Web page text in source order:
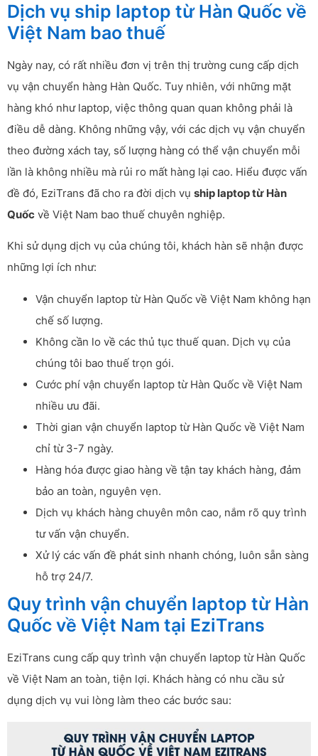
Dịch vụ ship laptop từ Hàn Quốc về
Việt Nam bao thuế
Ngày nay, có rất nhiều đơn vị trên thị trường cung cấp dịch
vụ vận chuyển hàng Hàn Quốc. Tuy nhiên, với những mặt
hàng khó như laptop, việc thông quan quan không phải là
điều dễ dàng. Không những vậy, với các dịch vụ vận chuyển
theo đường xách tay, số lượng hàng có thể vận chuyển mỗi
lần là không nhiều mà rủi ro mất hàng lại cao. Hiểu được vấn
đề đó, EziTrans đã cho ra đời dịch vụ ship laptop từ Hàn
Quốc về Việt Nam bao thuế chuyên nghiệp.
Khi sử dụng dịch vụ của chúng tôi, khách hàn sẽ nhận được
những lợi ích như:
Vận chuyển laptop từ Hàn Quốc về Việt Nam không hạn
chế số lượng.
Không cần lo về các thủ tục thuế quan. Dịch vụ của
chúng tôi bao thuế trọn gói.
Cước phí vận chuyển laptop từ Hàn Quốc về Việt Nam
nhiều ưu đãi.
Thời gian vận chuyển laptop từ Hàn Quốc về Việt Nam
chỉ từ 3-7 ngày.
Hàng hóa được giao hàng về tận tay khách hàng, đảm
bảo an toàn, nguyên vẹn.
Dịch vụ khách hàng chuyên môn cao, nắm rõ quy trình
tư vấn vận chuyển.
Xử lý các vấn đề phát sinh nhanh chóng, luôn sẵn sàng
hỗ trợ 24/7.
Quy trình vận chuyển laptop từ Hàn
Quốc về Việt Nam tại EziTrans
EziTrans cung cấp quy trình vận chuyển laptop từ Hàn Quốc
về Việt Nam an toàn, tiện lợi. Khách hàng có nhu cầu sử
dụng dịch vụ vui lòng làm theo các bước sau: